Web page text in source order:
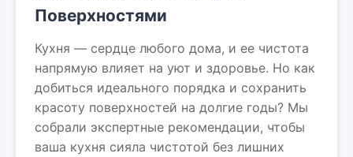
Поверхностями
Кухня — сердце любого дома, и ее чистота
напрямую влияет на уют и здоровье. Но как
добиться идеального порядка и сохранить
красоту поверхностей на долгие годы? Мы
собрали экспертные рекомендации, чтобы
ваша кухня сияла чистотой без лишних